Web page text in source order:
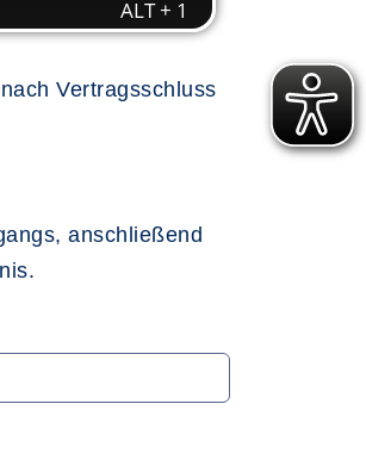
Vertragsschluss
anschließend